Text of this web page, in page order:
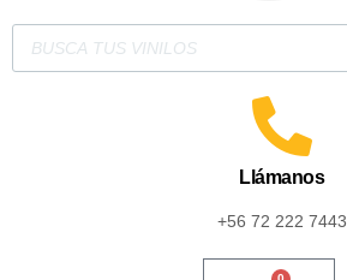
Llámanos
+56 72 222 7443